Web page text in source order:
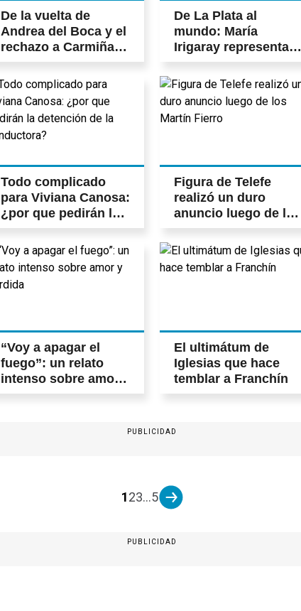
De la vuelta de
Andrea del Boca y el
rechazo a Carmiña al
ingreso de Charlotte
Caniggia a Gran
Hermano
De La Plata al
mundo: María
Irigaray representará
a la Ciudad en Miss
Universo
Todo complicado
para Viviana Canosa:
¿por que pedirán la
detención de la
conductora?
Figura de Telefe
realizó un duro
anuncio luego de los
Martín Fierro
“Voy a apagar el
fuego”: un relato
intenso sobre amor y
pérdida
El ultimátum de
Iglesias que hace
temblar a Franchín
PUBLICIDAD
123...5
PUBLICIDAD